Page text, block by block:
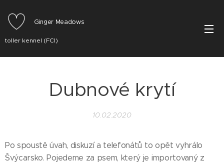
Ginger Meadows
toller kennel (FCI)
Dubnové krytí
10.02.2020
Po spoustě úvah, diskuzí a telefonátů to opět vyhrálo
Švýcarsko. Pojedeme za psem, který je importovaný z